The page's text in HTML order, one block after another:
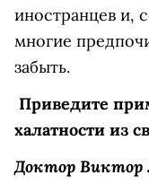
иностранцев и,
многие
забыть.
Приведите
халатности из
Доктор Виктор